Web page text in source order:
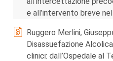
e all’intervento breve
Ruggero Merlini,
Disassuefazione
clinici: dall’Ospedale al